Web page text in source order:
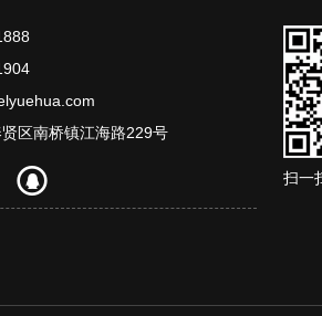
区南桥镇江海路229号
扫一